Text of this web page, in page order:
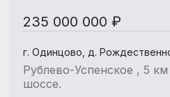
235 000 000 ₽
г. Одинцово, д.
Рублево-Успенское , 5
шоссе.